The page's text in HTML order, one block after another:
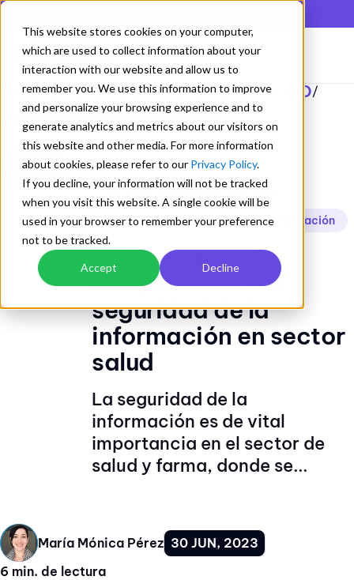
This website stores cookies on your computer,
which are used to collect information about your
interaction with our website and allow us to
remember you. We use this information to improve
and personalize your browsing experience and to
generate analytics and metrics about our visitors on
this website and other media. For more information
about cookies, please refer to our Privacy Policy.
If you decline, your information will not be tracked
when you visit this website. A single cookie will be
used in your browser to remember your preference
not to be tracked.
Accept Decline
Mejorando los Sistemas de Gestion ISO/
Seguridad de la información
Seguridad de la información
software seguridad información
incidentes de seguridad de la información
Cómo lograr el
cumplimiento de
seguridad de la
información en sector
salud
La seguridad de la
información es de vital
importancia en el sector de
salud y farma, donde se...
María Mónica Pérez 30 JUN, 2023
6 min. de lectura